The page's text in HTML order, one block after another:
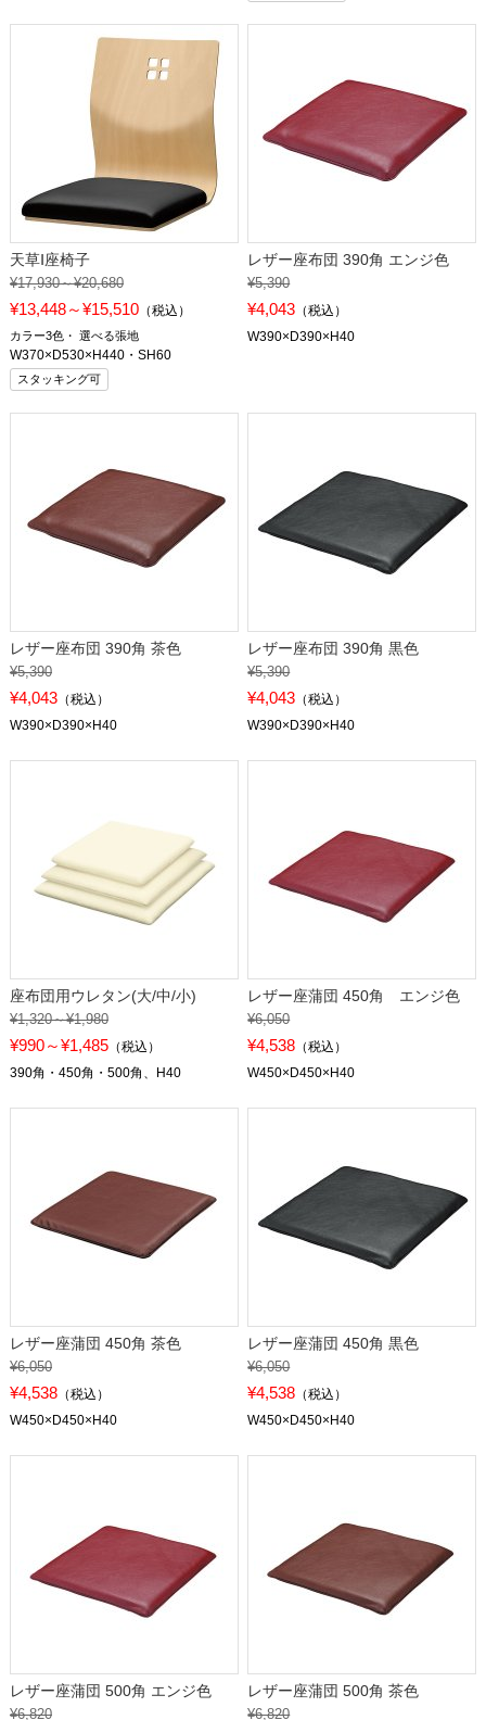
天草Ⅰ座椅子
¥17,930～¥20,680
¥13,448～¥15,510（税込）
カラー3色 選べる張地
W370×D530×H440・SH60
スタッキング可
レザー座布団 390角 エンジ色
¥5,390
¥4,043 （税込）
W390×D390×H40
レザー座布団 390角 茶色
¥5,390
¥4,043（税込）
W390×D390×H40
レザー座布団 390角 黒色
¥5,390
¥4,043 （税込）
W390×D390×H40
座布団用ウレタン(大/中/小)
¥1,320～¥1,980
¥990～¥1,485（税込）
390角・450角・500角、H40
レザー座蒲団 450角 エンジ色
¥6,050
¥4,538 （税込）
W450×D450×H40
レザー座蒲団 450角 茶色
¥6,050
¥4,538（税込）
W450×D450×H40
レザー座蒲団 450角 黒色
¥6,050
¥4,538 （税込）
W450×D450×H40
レザー座蒲団 500角 エンジ色
¥6,820
レザー座蒲団 500角 茶色
¥6,820